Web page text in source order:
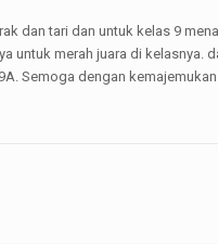
dan tari dan untuk kelas 9
untuk merah juara di kelasnya.
Semoga dengan